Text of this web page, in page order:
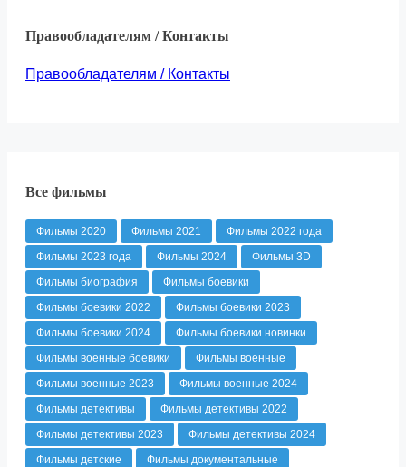
Правообладателям / Контакты
Правообладателям / Контакты
Все фильмы
Фильмы 2020 Фильмы 2021
Фильмы 2022 года
Фильмы 2023 года
Фильмы 2024
Фильмы 3D
Фильмы биография
Фильмы боевики
Фильмы боевики 2022
Фильмы боевики 2023
Фильмы боевики 2024
Фильмы боевики новинки
Фильмы военные боевики
Фильмы военные
Фильмы военные 2023
Фильмы военные 2024
Фильмы детективы
Фильмы детективы 2022
Фильмы детективы 2023
Фильмы детективы 2024
Фильмы детские
Фильмы документальные